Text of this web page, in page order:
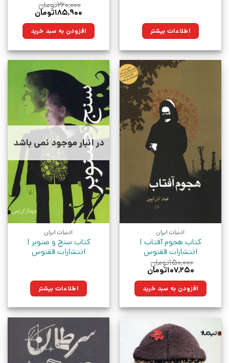
اطلاعات بیشتر
۲۶۰,۰۰۰تومان
قیمت
۲۶۰,۰۰۰تومان
بود.
۱۸۵,۹۰۰تومان
۱۸۵,۹۰۰تومان.افزودن به سبد خرید
ادبیات ایران
کتاب هجوم آفتاب |
انتشارات ققنوس
۱۵۰,۰۰۰تومان
قیمت
۱۵۰,۰۰۰تومان
بود.
۱۰۷,۲۵۰تومان
۱۰۷,۲۵۰تومان.افزودن به سبد خرید
در انبار موجود نمی باشد
ادبیات ایران
کتاب سنج و صنوبر |
انتشارات ققنوس
اطلاعات بیشتر